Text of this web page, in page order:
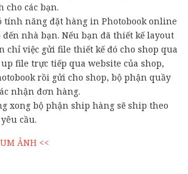
cho các bạn.
năng đặt hàng in Photobook online
nhà bạn. Nếu bạn đã thiết kế layout
chỉ việc gửi file thiết kế đó cho shop qua
file trực tiếp qua website của shop,
rồi gửi cho shop, bộ phận quầy
nhận đơn hàng.
xong bộ phận ship hàng sẽ ship theo
cầu.
ẢNH <<